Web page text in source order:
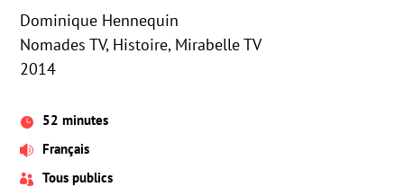
Dominique Hennequin
Nomades TV, Histoire, Mirabelle TV
2014
 52 minutes
 Français
 Tous publics